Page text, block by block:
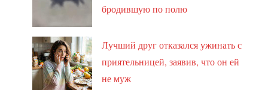
бродившую по полю
Лучший друг отказался ужинать с
приятельницей, заявив, что он ей
не муж